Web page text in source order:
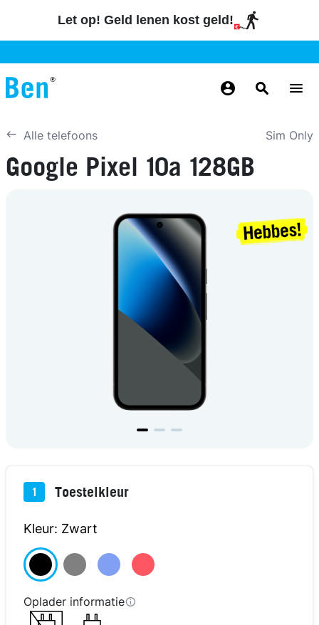
Let op! Geld lenen kost geld!
Alle telefoons Sim Only
Google Pixel 10a 128GB
1 Toestelkleur
Kleur: Zwart
Oplader informatie